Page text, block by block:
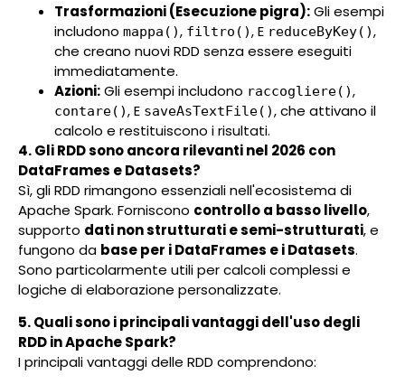
Trasformazioni (Esecuzione pigra):Gli esempi
includono mappa(), filtro(), E reduceByKey(),
che creano nuovi RDD senza essere eseguiti
immediatamente.
Azioni:Gli esempi includono raccogliere(),
contare(), E saveAsTextFile(), che attivano il
calcolo e restituiscono i risultati.
4. Gli RDD sono ancora rilevanti nel 2026 con
DataFrames e Datasets?
Sì, gli RDD rimangono essenziali nell'ecosistema di
Apache Spark. Forniscono controllo a basso livello,
supporto dati non strutturati e semi-strutturati, e
fungono da base per i DataFrames e i Datasets.
Sono particolarmente utili per calcoli complessi e
logiche di elaborazione personalizzate.
5. Quali sono i principali vantaggi dell'uso degli
RDD in Apache Spark?
I principali vantaggi delle RDD comprendono: